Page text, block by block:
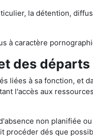
la détention,
à caractère
des départs
liées à sa fonction, et
l'accès aux
non planifiée
dés que